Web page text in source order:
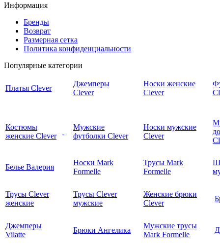
Информация
Бренды
Возврат
Размерная сетка
Политика конфиденциальности
Популярные категории
Платья Clever
Джемперы
Clever
Носки женские
Clever
Костюмы
женские Clever
Мужские
футболки Clever
Носки мужские
Clever
Белье Валерия
Носки Mark
Formelle
Трусы Mark
Formelle
Трусы Clever
женские
Трусы Clever
мужские
Женские брюки
Clever
Джемперы
Vilatte
Брюки Ангелика
Мужские трусы
Mark Formelle